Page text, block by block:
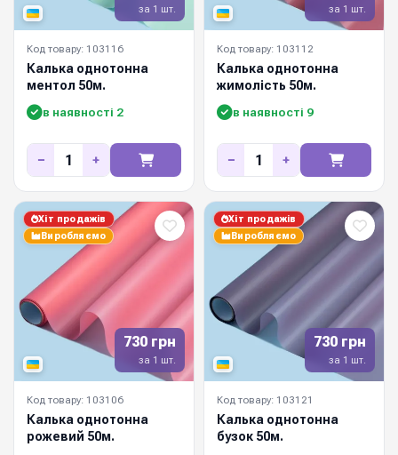
за 1 шт.
Код товару: 103116
Калька однотонна
ментол 50м.
в наявності 2
− +
за 1 шт.
Код товару: 103112
Калька однотонна
жимолість 50м.
в наявності 9
− +
730 грн
за 1 шт.
Хіт продажів
Виробляємо
Код товару: 103106
Калька однотонна
рожевий 50м.
730 грн
за 1 шт.
Хіт продажів
Виробляємо
Код товару: 103121
Калька однотонна
бузок 50м.